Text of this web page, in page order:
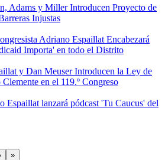
Adams y Miller Introducen Proyecto de
Injustas
Adriano Espaillat Encabezará
Importa' en todo el Distrito
y Dan Meuser Introducen la Ley de
en el 119.º Congreso
Espaillat lanzará pódcast 'Tu Caucus' del
»